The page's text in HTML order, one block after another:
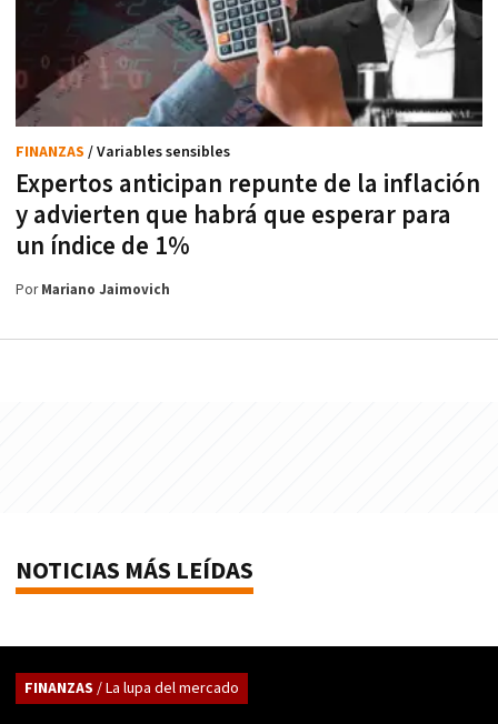
Expertos anticipan repunte de la inflación
y advierten que habrá que esperar para
un índice de 1%
FINANZAS / Variables sensibles
PorMariano Jaimovich
NOTICIAS MÁS LEÍDAS
FINANZAS / La lupa del mercado